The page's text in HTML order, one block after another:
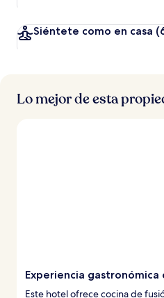
Siéntete como en casa
Lo mejor de esta
Experiencia gastronómica
Este hotel ofrece cocina de